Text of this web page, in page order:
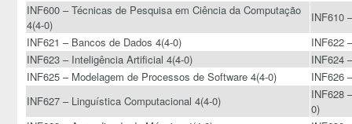
INF600 – Técnicas de Pesquisa em Ciência da Computação
4(4-0)
INF610
INF621 – Bancos de Dados 4(4-0)
INF622
INF623 – Inteligência Artificial 4(4-0)
INF624
INF625 – Modelagem de Processos de Software 4(4-0)
INF626
INF627 – Linguística Computacional 4(4-0)
INF628
0)